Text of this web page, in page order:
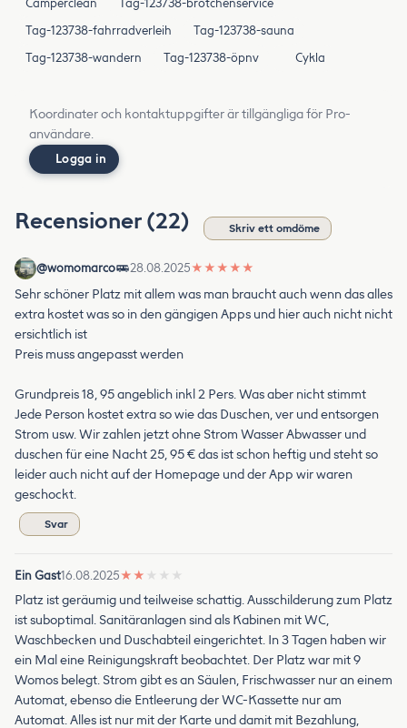
Camperclean
Tag-123738-brötchenservice
Tag-123738-fahrradverleih
Tag-123738-sauna
Tag-123738-wandern
Tag-123738-öpnv Cykla
Koordinater och kontaktuppgifter är tillgängliga för Pro-
användare.
Logga in
Recensioner (22) Skriv ett omdöme
@womomarco 28.08.2025★ ★ ★ ★ ★
Sehr schöner Platz mit allem was man braucht auch wenn das alles
extra kostet was so in den gängigen Apps und hier auch nicht nicht
ersichtlich ist
Preis muss angepasst werden
Grundpreis 18, 95 angeblich inkl 2 Pers. Was aber nicht stimmt
Jede Person kostet extra so wie das Duschen, ver und entsorgen
Strom usw. Wir zahlen jetzt ohne Strom Wasser Abwasser und
duschen für eine Nacht 25, 95 € das ist schon heftig und steht so
leider auch nicht auf der Homepage und der App wir waren
geschockt.
Svar
Ein Gast16.08.2025★ ★ ★ ★ ★
Platz ist geräumig und teilweise schattig. Ausschilderung zum Platz
ist suboptimal. Sanitäranlagen sind als Kabinen mit WC,
Waschbecken und Duschabteil eingerichtet. In 3 Tagen haben wir
ein Mal eine Reinigungskraft beobachtet. Der Platz war mit 9
Womos belegt. Strom gibt es an Säulen, Frischwasser nur an einem
Automat, ebenso die Entleerung der WC-Kassette nur am
Automat. Alles ist nur mit der Karte und damit mit Bezahlung,